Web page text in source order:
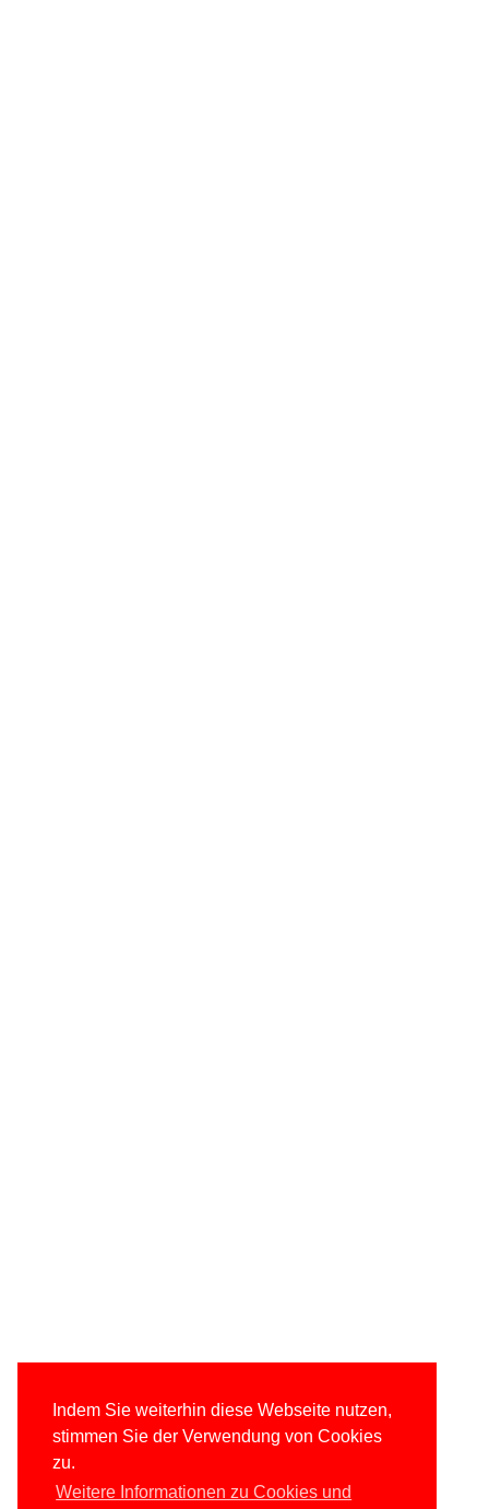
Indem Sie weiterhin diese Webseite nutzen,
stimmen Sie der Verwendung von Cookies
zu.
Weitere Informationen zu Cookies und